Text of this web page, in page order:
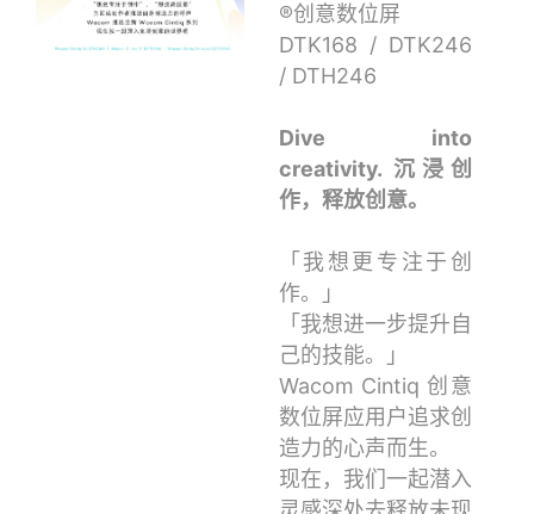
®创意数位屏
DTK168 / DTK246
/ DTH246
Dive into
creativity. 沉浸创
作，释放创意。
「我想更专注于创
作。」
「我想进一步提升自
己的技能。」
Wacom Cintiq 创意
数位屏应用户追求创
造力的心声而生。
现在，我们一起潜入